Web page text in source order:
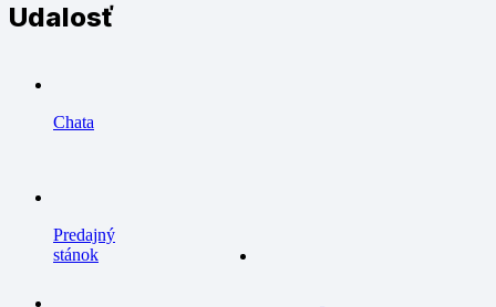
Udalosť
Chata
Predajný
stánok